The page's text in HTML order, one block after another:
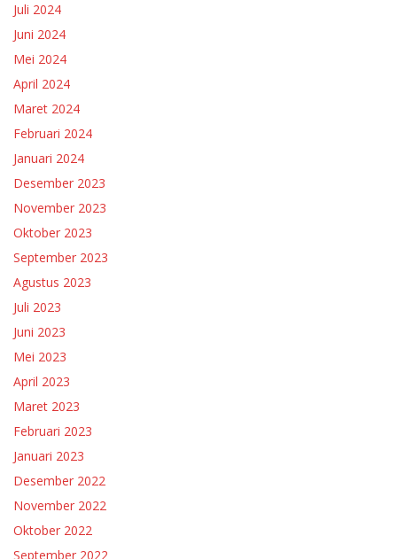
Juli 2024
Juni 2024
Mei 2024
April 2024
Maret 2024
Februari 2024
Januari 2024
Desember 2023
November 2023
Oktober 2023
September 2023
Agustus 2023
Juli 2023
Juni 2023
Mei 2023
April 2023
Maret 2023
Februari 2023
Januari 2023
Desember 2022
November 2022
Oktober 2022
September 2022